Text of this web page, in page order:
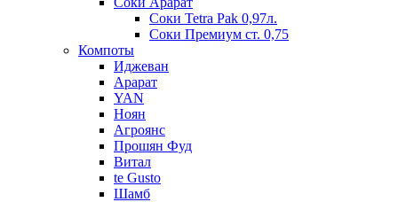
Соки Tetra Pak 0,97л.
Соки Премиум ст. 0,75
Компоты
Иджеван
Арарат
YAN
Ноян
Агроянс
Прошян Фуд
Витал
te Gusto
Шамб